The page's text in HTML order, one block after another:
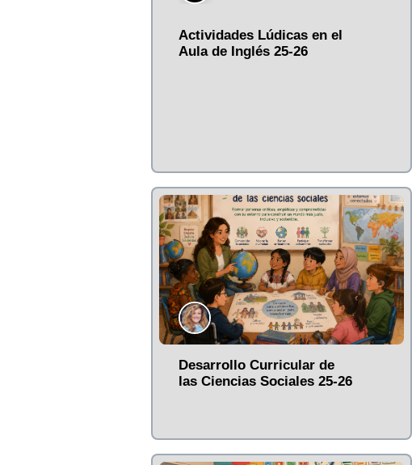
Actividades Lúdicas en el
Aula de Inglés 25-26
Desarrollo Curricular de
las Ciencias Sociales 25-26